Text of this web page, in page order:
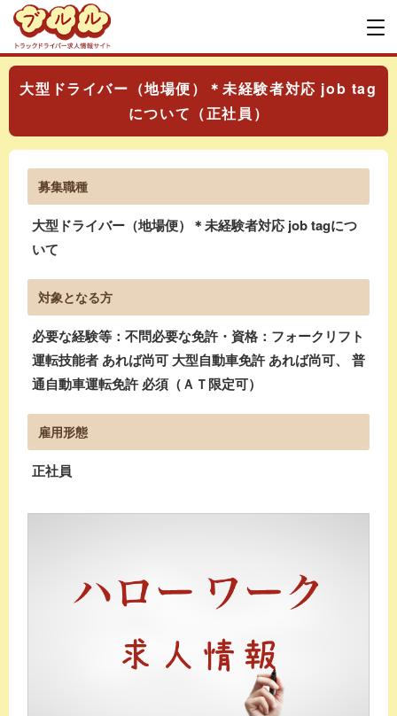
大型ドライバー（地場便）＊未経験者対応 job tag
について（正社員）
募集職種
大型ドライバー（地場便）＊未経験者対応 job tagにつ
いて
対象となる方
必要な経験等：不問必要な免許・資格：フォークリフト
運転技能者 あれば尚可 大型自動車免許 あれば尚可、 普
通自動車運転免許 必須（ＡＴ限定可）
雇用形態
正社員